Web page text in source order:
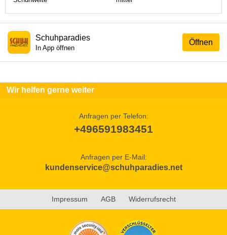
Öffnen
Schuhparadies
In App öffnen
Wir helfen gerne weiter
Anfragen per Telefon:
+496591983451
Anfragen per E-Mail:
kundenservice@schuhparadies.net
Impressum AGB Widerrufsrecht